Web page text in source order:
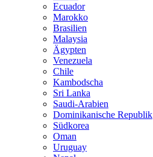
Ecuador
Marokko
Brasilien
Malaysia
Ägypten
Venezuela
Chile
Kambodscha
Sri Lanka
Saudi-Arabien
Dominikanische Republik
Südkorea
Oman
Uruguay